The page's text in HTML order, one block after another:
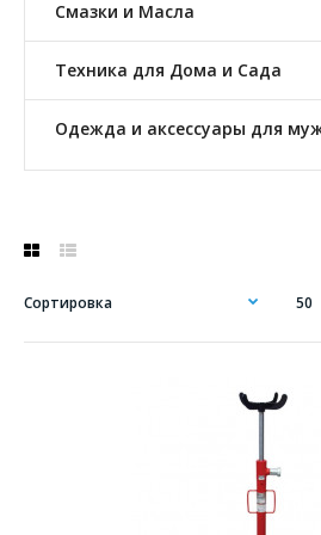
Смазки и Масла
Техника для Дома и Сада
Одежда и аксессуары для